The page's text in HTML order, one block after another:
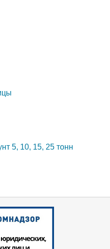
5, 10, 15, 25 тонн